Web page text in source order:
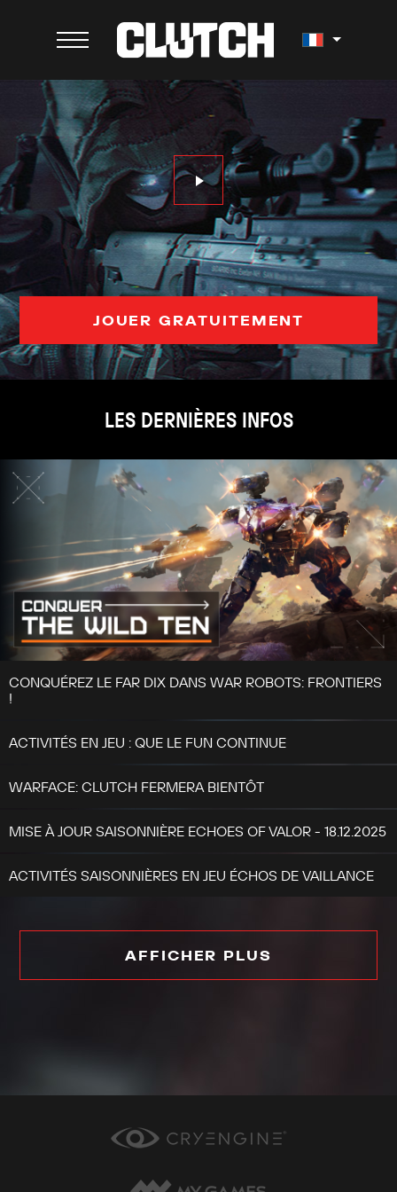
JOUER GRATUITEMENT
LES DERNIÈRES INFOS
CONQUÉREZ LE FAR DIX DANS WAR ROBOTS: FRONTIERS
!
ACTIVITÉS EN JEU : QUE LE FUN CONTINUE
WARFACE: CLUTCH FERMERA BIENTÔT
MISE À JOUR SAISONNIÈRE ECHOES OF VALOR - 18.12.2025
ACTIVITÉS SAISONNIÈRES EN JEU ÉCHOS DE VAILLANCE
AFFICHER PLUS